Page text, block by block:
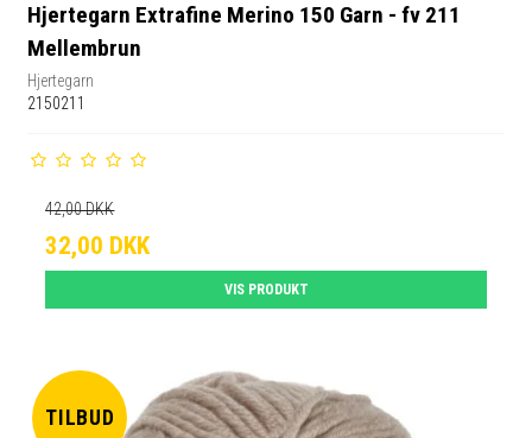
Hjertegarn Extrafine Merino 150 Garn - fv 211
Mellembrun
Hjertegarn
2150211
42,00 DKK
32,00 DKK
VIS PRODUKT
TILBUD